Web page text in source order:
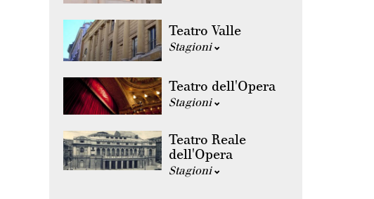
Teatro Valle
Stagioni
Teatro dell'Opera
Stagioni
Teatro Reale
dell'Opera
Stagioni